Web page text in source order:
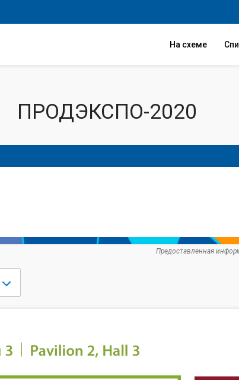
На схеме
ПРОДЭКСПО-2020
Предоставленная